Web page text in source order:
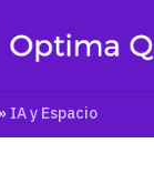
» IA y Espacio